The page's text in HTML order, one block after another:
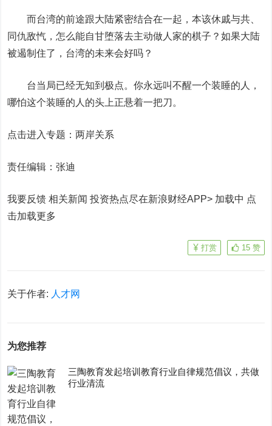
而台湾的前途跟大陆紧密结合在一起，本该休戚与共、
同仇敌忾，怎么能自甘堕落去主动做人家的棋子？如果大陆
被遏制住了，台湾的未来会好吗？
台当局已经无知到极点。你永远叫不醒一个装睡的人，
哪怕这个装睡的人的头上正悬着一把刀。
点击进入专题：两岸关系
责任编辑：张迪
我要反馈 相关新闻投资热点尽在新浪财经APP> 加载中 点
击加载更多
15 赞
打赏
关于作者: 人才网
为您推荐
三陶教育发起培训教育行业自律规范倡议，共做
行业清流